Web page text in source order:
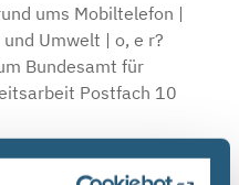
ums Mobiltelefon |
Umwelt | o, e r?
Bundesamt für
Postfach 10
vom: